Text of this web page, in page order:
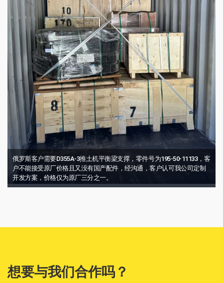
俄罗斯客户需要D355A-3推土机平衡梁支撑，零件号为195-50-11133，客
户不能接受原厂价格且又没有国产配件，经沟通，客户认可我公司定制
开发方案，价格仅为原厂三分之一。
想要与我们合作吗？